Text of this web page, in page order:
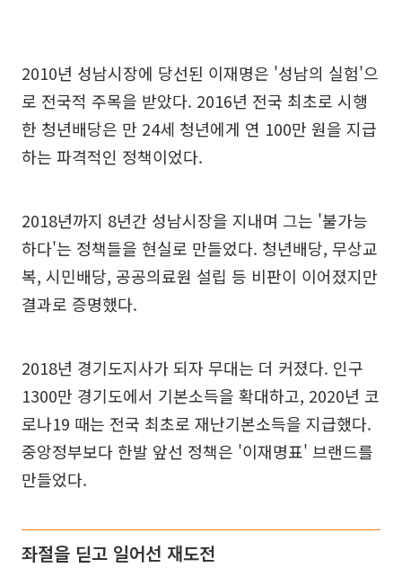
2010년 성남시장에 당선된 이재명은 '성남의 실험'으
로 전국적 주목을 받았다. 2016년 전국 최초로 시행
한 청년배당은 만 24세 청년에게 연 100만 원을 지급
하는 파격적인 정책이었다.
2018년까지 8년간 성남시장을 지내며 그는 '불가능
하다'는 정책들을 현실로 만들었다. 청년배당, 무상교
복, 시민배당, 공공의료원 설립 등 비판이 이어졌지만
결과로 증명했다.
2018년 경기도지사가 되자 무대는 더 커졌다. 인구
1300만 경기도에서 기본소득을 확대하고, 2020년 코
로나19 때는 전국 최초로 재난기본소득을 지급했다.
중앙정부보다 한발 앞선 정책은 '이재명표' 브랜드를
만들었다.
좌절을 딛고 일어선 재도전